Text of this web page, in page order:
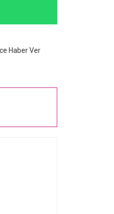
Haber Ver